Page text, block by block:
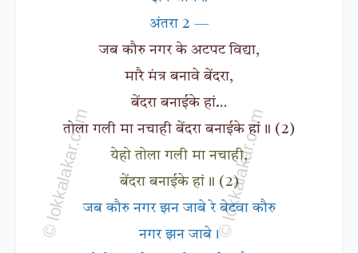
अंतरा 2 —
जब कौरु नगर के अटपट विद्या,
मारै मंत्र बनावे बेंदरा,
बेंदरा बनाईके हां…
तोला गली मा नचाही बेंदरा बनाईके हां॥ (2)
येहो तोला गली मा नचाही,
बेंदरा बनाईके हां॥ (2)
जब कौरु नगर झन जाबे रे बेटवा कौरु
नगर झन जाबे।